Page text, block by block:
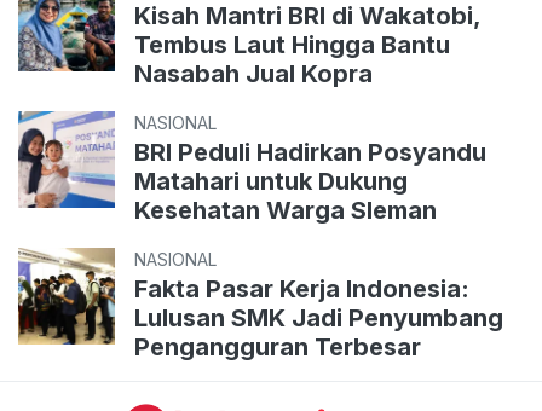
Kisah Mantri BRI di Wakatobi,
Tembus Laut Hingga Bantu
Nasabah Jual Kopra
NASIONAL
BRI Peduli Hadirkan Posyandu
Matahari untuk Dukung
Kesehatan Warga Sleman
NASIONAL
Fakta Pasar Kerja Indonesia:
Lulusan SMK Jadi Penyumbang
Pengangguran Terbesar